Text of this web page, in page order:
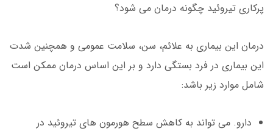
پرکاری تیروئید چگونه درمان می شود؟
درمان این بیماری به علائم، سن، سلامت عمومی و همچنین شدت
این بیماری در فرد بستگی دارد و بر این اساس درمان ممکن است
شامل موارد زیر باشد:
دارو. می تواند به کاهش سطح هورمون های تیروئید در